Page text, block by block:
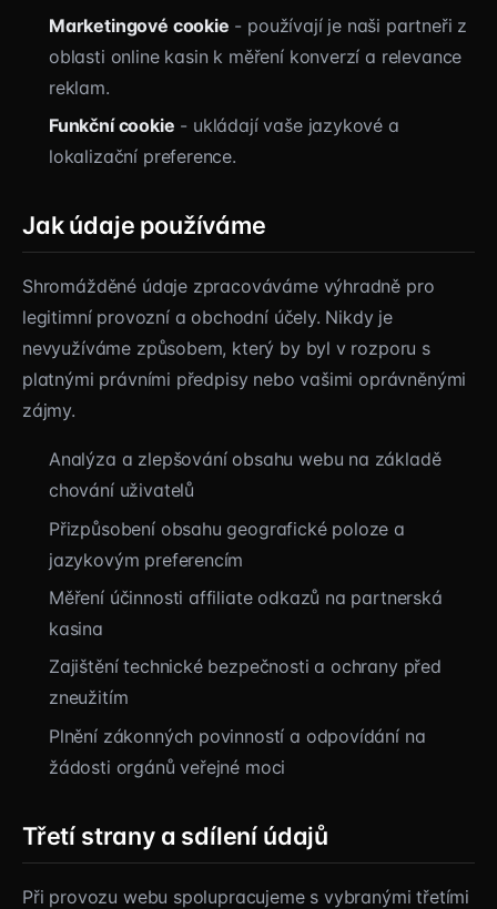
Marketingové cookie - používají je naši partneři z
oblasti online kasin k měření konverzí a relevance
reklam.
Funkční cookie - ukládají vaše jazykové a
lokalizační preference.
Jak údaje používáme
Shromážděné údaje zpracováváme výhradně pro
legitimní provozní a obchodní účely. Nikdy je
nevyužíváme způsobem, který by byl v rozporu s
platnými právními předpisy nebo vašimi oprávněnými
zájmy.
Analýza a zlepšování obsahu webu na základě
chování uživatelů
Přizpůsobení obsahu geografické poloze a
jazykovým preferencím
Měření účinnosti affiliate odkazů na partnerská
kasina
Zajištění technické bezpečnosti a ochrany před
zneužitím
Plnění zákonných povinností a odpovídání na
žádosti orgánů veřejné moci
Třetí strany a sdílení údajů
Při provozu webu spolupracujeme s vybranými třetími